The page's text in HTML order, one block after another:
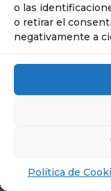
o las
o retirar el
negativamente a
Política de
© Ceftral-